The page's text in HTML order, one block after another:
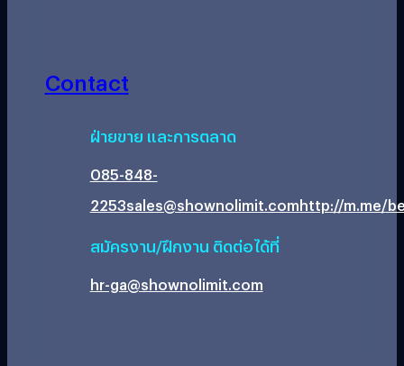
Contact
ฝ่ายขาย และการตลาด
085-848-
2253sales@shownolimit.comhttp://m.me/
สมัครงาน/ฝึกงาน ติดต่อได้ที่
hr-ga@shownolimit.com